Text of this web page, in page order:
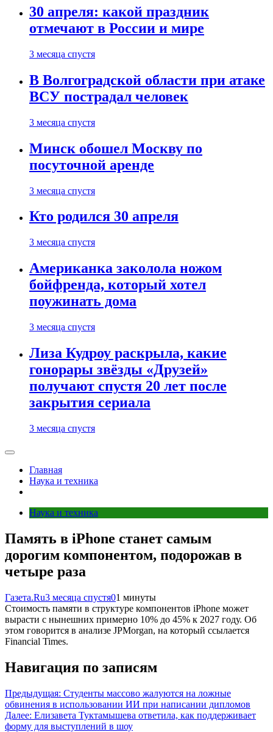
30 апреля: какой праздник
отмечают в России и мире
3 месяца спустя
В Волгоградской области при атаке
ВСУ пострадал человек
3 месяца спустя
Минск обошел Москву по
посуточной аренде
3 месяца спустя
Кто родился 30 апреля
3 месяца спустя
Американка заколола ножом
бойфренда, который хотел
поужинать дома
3 месяца спустя
Лиза Кудроу раскрыла, какие
гонорары звёзды «Друзей»
получают спустя 20 лет после
закрытия сериала
3 месяца спустя
Главная
Наука и техника
Наука и техника
Память в iPhone станет самым
дорогим компонентом, подорожав в
четыре раза
Газета.Ru3 месяца спустя01 минуты
Стоимость памяти в структуре компонентов iPhone может
вырасти с нынешних примерно 10% до 45% к 2027 году. Об
этом говорится в анализе JPMorgan, на который ссылается
Financial Times.
Навигация по записям
Предыдущая: Студенты массово жалуются на ложные
обвинения в использовании ИИ при написании дипломов
Далее: Елизавета Туктамышева ответила, как поддерживает
форму для выступлений в шоу